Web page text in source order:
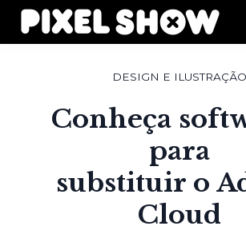
Shop
Revista Zupi
Editais
DESIGN E ILUSTRAÇÃO
Conheça
para
substituir o
Cloud